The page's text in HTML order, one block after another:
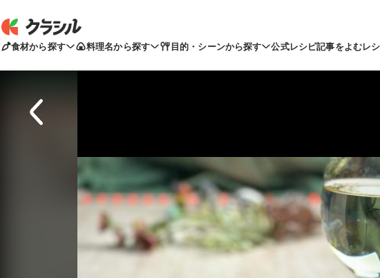
食材から探す 料理名から探す 目的・シーンから探す 公式レシピ記事をよむレ